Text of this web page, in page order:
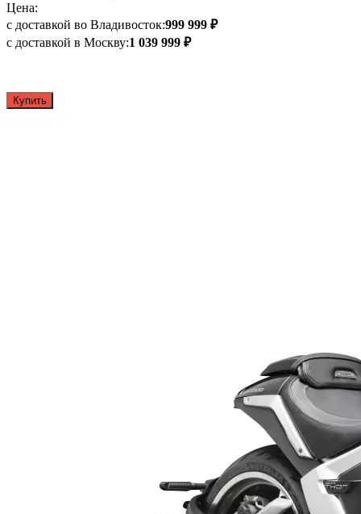
Цена:
с доставкой во Владивосток:999 999 ₽
с доставкой в Москву:1 039 999 ₽
Купить